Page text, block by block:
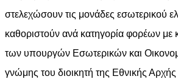
στελεχώσουν τις μονάδες εσωτερικού
καθοριστούν ανά κατηγορία φορέων με
των υπουργών Εσωτερικών και
γνώμης του διοικητή της Εθνικής Αρχής